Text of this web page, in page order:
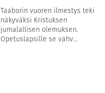
Taaborin vuoren ilmestys teki
näkyväksi Kristuksen
jumalallisen olemuksen.
Opetuslapsille se vahv...